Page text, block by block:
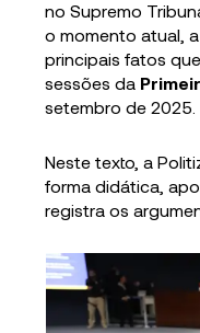
no Supremo
o momento atual,
principais fatos
sessões da
setembro de 2025.
Neste texto, a
forma didática,
registra os